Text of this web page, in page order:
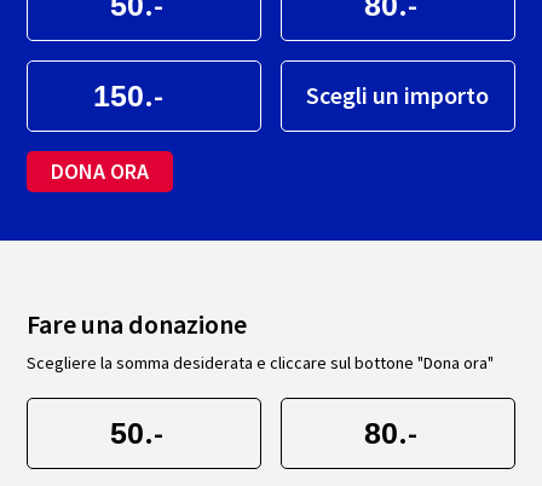
.- Scegli un importo
DONA ORA
Fare una donazione
Scegliere la somma desiderata e cliccare sul bottone "Dona ora"
.- .-